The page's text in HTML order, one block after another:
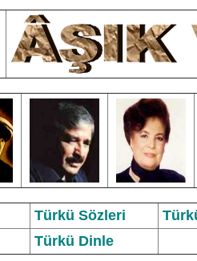
Türkü Sözleri
Türkü Dinle